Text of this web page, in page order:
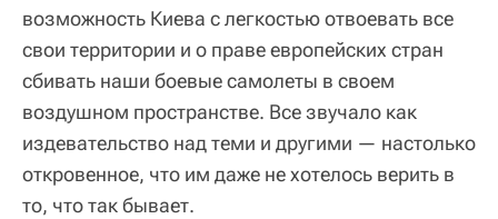
возможность Киева с легкостью отвоевать все
свои территории и о праве европейских стран
сбивать наши боевые самолеты в своем
воздушном пространстве. Все звучало как
издевательство над теми и другими — настолько
откровенное, что им даже не хотелось верить в
то, что так бывает.